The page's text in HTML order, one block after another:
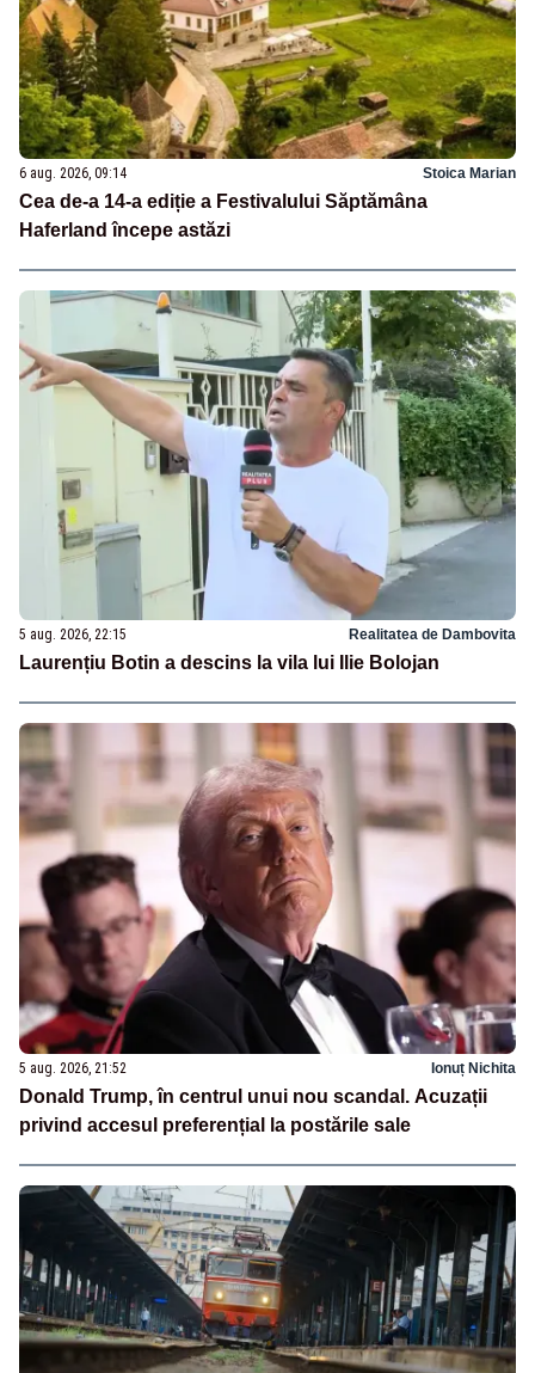
6 aug. 2026, 09:14 Stoica Marian
Cea de-a 14-a ediție a Festivalului Săptămâna
Haferland începe astăzi
5 aug. 2026, 22:15 Realitatea de Dambovita
Laurențiu Botin a descins la vila lui Ilie Bolojan
5 aug. 2026, 21:52 Ionuț Nichita
Donald Trump, în centrul unui nou scandal. Acuzații
privind accesul preferențial la postările sale